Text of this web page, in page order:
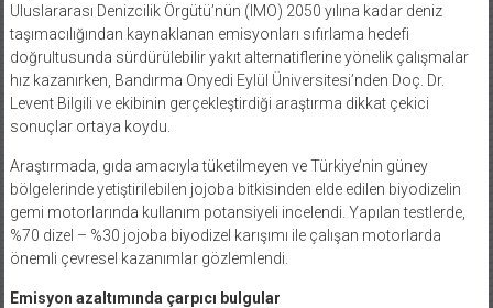
Uluslararası Denizcilik Örgütü’nün (IMO) 2050 yılına kadar deniz
taşımacılığından kaynaklanan emisyonları sıfırlama hedefi
doğrultusunda sürdürülebilir yakıt alternatiflerine yönelik çalışmalar
hız kazanırken, Bandırma Onyedi Eylül Üniversitesi’nden Doç. Dr.
Levent Bilgili ve ekibinin gerçekleştirdiği araştırma dikkat çekici
sonuçlar ortaya koydu.
Araştırmada, gıda amacıyla tüketilmeyen ve Türkiye’nin güney
bölgelerinde yetiştirilebilen jojoba bitkisinden elde edilen biyodizelin
gemi motorlarında kullanım potansiyeli incelendi. Yapılan testlerde,
%70 dizel – %30 jojoba biyodizel karışımı ile çalışan motorlarda
önemli çevresel kazanımlar gözlemlendi.
Emisyon azaltımında çarpıcı bulgular